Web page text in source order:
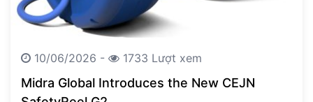
10/06/2026 - 1733 Lượt xem
Midra Global Introduces the New CEJN